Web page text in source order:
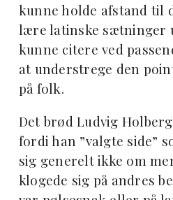
kunne holde afstand til
lære latinske sætninger
kunne citere ved
at understrege den
på folk.
Det brød Ludvig
fordi han ”valgte side”
sig generelt ikke om
klogede sig på andres